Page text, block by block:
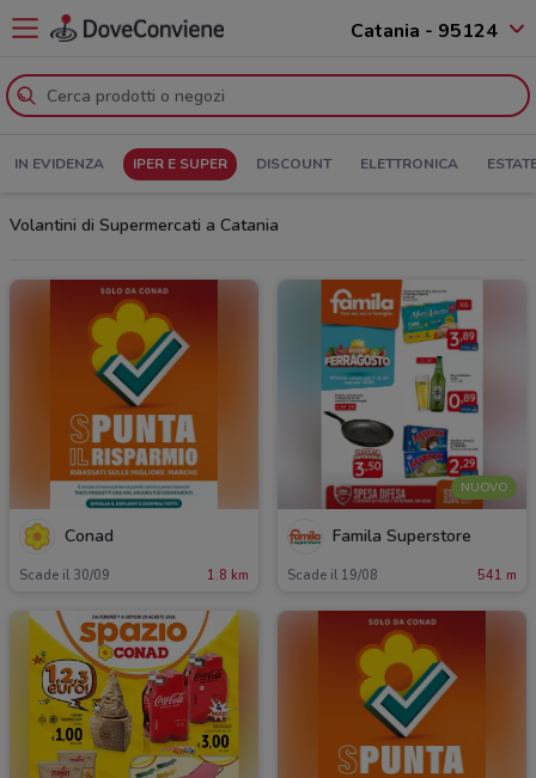
Catania - 95124
IN EVIDENZA IPER E SUPER DISCOUNT ELETTRONICA
Volantini di Supermercati a Catania
Conad
Scade il 30/09 1.8 km
NUOVO
Famila Superstore
Scade il 19/08 541 m